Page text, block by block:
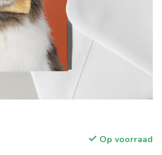
Op voorraad